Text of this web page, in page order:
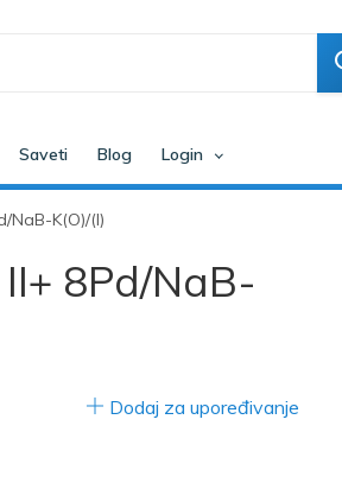
Saveti Blog Login
NaB-K(O)/(I)
8Pd/NaB-
Dodaj za upoređivanje